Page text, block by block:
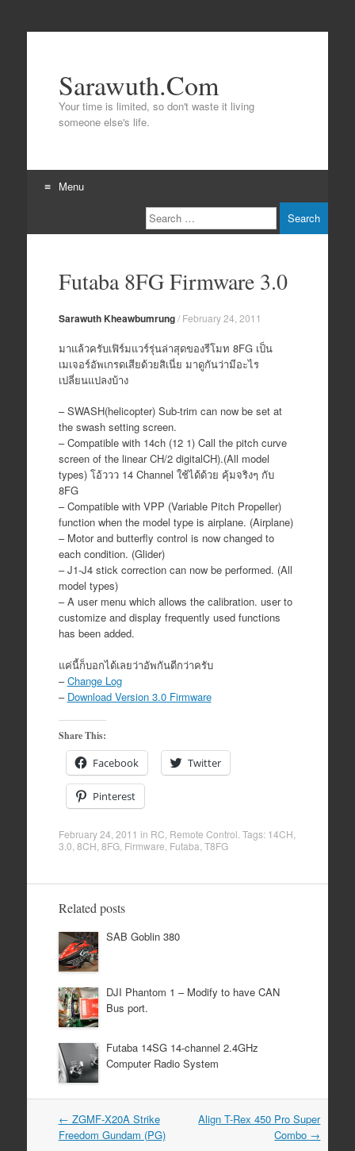
Sarawuth.Com
Your time is limited, so don't waste it living
someone else's life.
Menu
to
Search
Futaba 8FG Firmware 3.0
Sarawuth Kheawbumrung/ February 24, 2011
มาแล้วครับเฟิร์มแวร์รุ่นล่าสุดของรีโมท 8FG เป็น
เมเจอร์อัพเกรดเสียด้วยสิเนี่ย มาดูกันว่ามีอะไร
เปลี่ยนแปลงบ้าง
– SWASH(helicopter) Sub-trim can now be set at
the swash setting screen.
– Compatible with 14ch (12 1) Call the pitch curve
screen of the linear CH/2 digitalCH).(All model
types) โอ้ววว 14 Channel ใช้ได้ด้วย คุ้มจริงๆ กับ
8FG
– Compatible with VPP (Variable Pitch Propeller)
function when the model type is airplane. (Airplane)
– Motor and butterfly control is now changed to
each condition. (Glider)
– J1-J4 stick correction can now be performed. (All
model types)
– A user menu which allows the calibration. user to
customize and display frequently used functions
has been added.
แค่นี้ก็บอกได้เลยว่าอัพกันดีกว่าครับ
–Change Log
– Download Version 3.0 Firmware
Share This:
Facebook Twitter
Pinterest
February 24, 2011 in RC Remote Control . Tags: 14CH
3.0 8CH 8FG, Firmware Futaba T8FG
Related posts
SAB Goblin 380
DJI Phantom 1 – Modify to have CAN
Bus port.
Futaba 14SG 14-channel 2.4GHz
Computer Radio System
Post
navigation
← ZGMF-X20A Strike
Freedom Gundam (PG)
Align T-Rex 450 Pro Super
Combo →